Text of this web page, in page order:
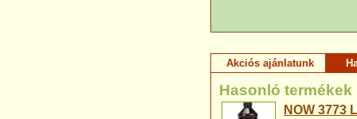
Akciós ajánlatunk
Hasonló termékek
NOW 3773